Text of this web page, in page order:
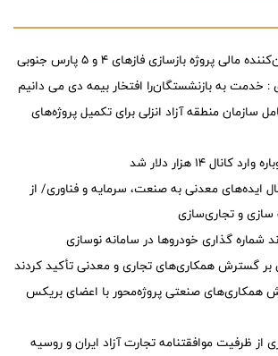
پروژه بازسازی فازهای ۴ و ۵ پارس جنوبی
: خدمت به بازنشستگان‌را افتخار بیمه دی می دانیم
سازمان منطقه آزاد انزلی برای تكمیل پروژه‌های
۱۴ هزار دلار شد
ایده‌های معدنی به صنعت، سرمایه و فناوری/ از
سازی و تجاری‌سازی
شماره گذاری خودروها در سامانه نوسازی
بر گسترش همکاری‌های تجاری و معدنی تأکید کردند
همکاری‌های صنعتی پروژه‌محور با اعضای بریکس
از ظرفیت موافقتنامه تجارت آزاد ایران و روسیه